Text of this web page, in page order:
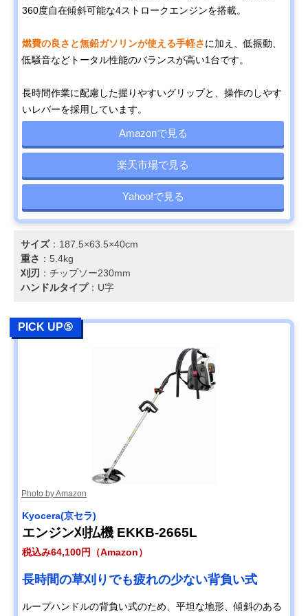
360度自在傾斜可能な4ストロークエンジンを搭載。
燃費の良さと無鉛ガソリンが使える手軽さに加え、低振動、
低騒音などトータル性能のバランスが高い1台です。
長時間作業に配慮した握りやすいグリップと、操作のしやす
いレバーを採用しています。
Amazonで見る
楽天市場で見る
Yahoo!で見る
サイズ：187.5×63.5×40cm
重さ ：5.4kg
刈刃 ：チップソー230mm
ハンドルタイプ：U字
PICK UP⑤
Photo by Amazon
Kyocera(京セラ)
エンジン刈払機 EKKB-2665L
税込み64,100円（Amazon）
長時間の草刈りでも疲れの少ない背負い式
ループハンドルの背負い式のため、平坦な地形、傾斜のある